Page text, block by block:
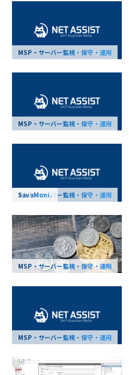
MSP・サーバー監視・保守・運用
MSP・サーバー監視・保守・運用
MSP・サーバー監視・保守・運用
SavaMoni.
MSP・サーバー監視・保守・運用
MSP・サーバー監視・保守・運用